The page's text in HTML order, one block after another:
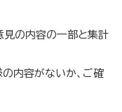
見の内容の一部と集計
内容がないか、ご確